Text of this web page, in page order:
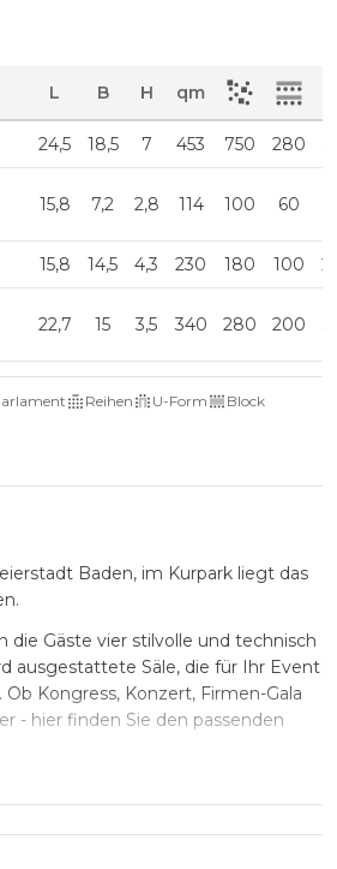
L B H qm
24,5 18,5 7 453 750 280
15,8 7,2 2,8 114 100 60
15,8 14,5 4,3 230 180 100
22,7 15 3,5 340 280 200
Reihen U-Form
Block
Baden, im Kurpark liegt das
die Gäste vier stilvolle und technisch
ausgestattete Säle, die für Ihr Event
Kongress, Konzert, Firmen-Gala
- hier finden Sie den passenden